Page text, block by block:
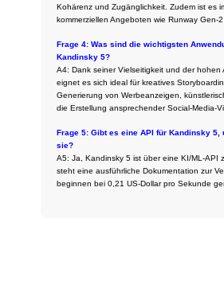
Kohärenz und Zugänglichkeit. Zudem ist es
kommerziellen Angeboten wie Runway Gen-2
Frage 4: Was sind die wichtigsten
Kandinsky 5?
A4: Dank seiner Vielseitigkeit und der hohen
eignet es sich ideal für kreatives
Generierung von Werbeanzeigen,
die Erstellung ansprechender Social-Media-
Frage 5: Gibt es eine API für Kandinsky
sie?
A5: Ja, Kandinsky 5 ist über eine KI/ML-API
steht eine ausführliche Dokumentation zur
beginnen bei 0,21 US-Dollar pro Sekunde